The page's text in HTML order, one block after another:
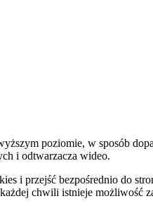
poziomie, w sposób
i odtwarzacza wideo.
i przejść bezpośrednio do
chwili istnieje